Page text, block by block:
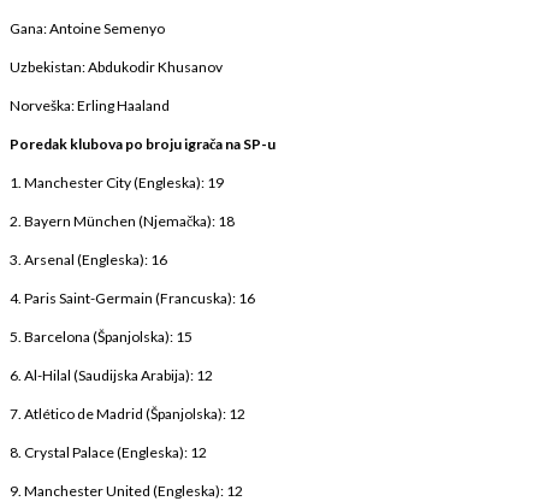
Gana: Antoine Semenyo
Uzbekistan: Abdukodir Khusanov
Norveška: Erling Haaland
Poredak klubova po broju igrača na SP-u
1. Manchester City (Engleska): 19
2. Bayern München (Njemačka): 18
3. Arsenal (Engleska): 16
4. Paris Saint-Germain (Francuska): 16
5. Barcelona (Španjolska): 15
6. Al-Hilal (Saudijska Arabija): 12
7. Atlético de Madrid (Španjolska): 12
8. Crystal Palace (Engleska): 12
9. Manchester United (Engleska): 12